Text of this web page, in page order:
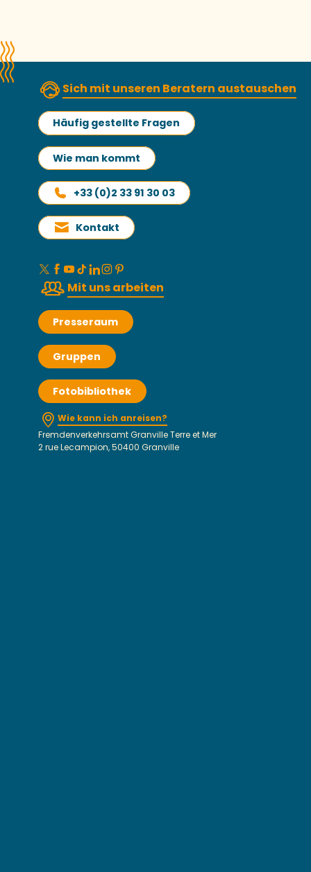
Sich mit unseren Beratern austauschen
Häufig gestellte Fragen
Wie man kommt
+33 (0)2 33 91 30 03
Kontakt
Mit uns arbeiten
Presseraum
Gruppen
Fotobibliothek
Wie kann ich anreisen?
Fremdenverkehrsamt Granville Terre et Mer
2 rue Lecampion, 50400 Granville